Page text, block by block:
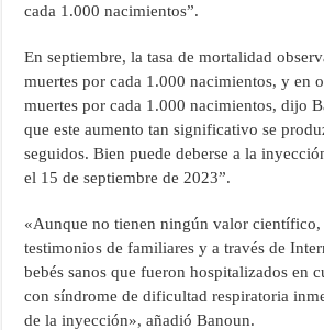
cada 1.000 nacimientos”.
En septiembre, la tasa de mortalidad
muertes por cada 1.000 nacimientos, y en
muertes por cada 1.000 nacimientos, dijo
que este aumento tan significativo se
seguidos. Bien puede deberse a la
el 15 de septiembre de 2023”.
«Aunque no tienen ningún valor científico,
testimonios de familiares y a través de
bebés sanos que fueron hospitalizados en
con síndrome de dificultad respiratoria
de la inyección», añadió Banoun.